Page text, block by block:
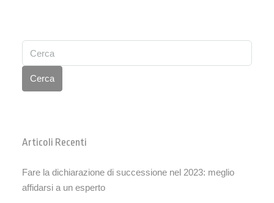
Cerca
Articoli Recenti
Fare la dichiarazione di successione nel 2023: meglio
affidarsi a un esperto